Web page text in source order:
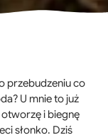
przebudzeniu co
U mnie to już
i biegnę
słonko. Dziś